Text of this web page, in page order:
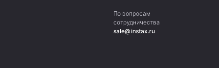
По вопросам
сотрудничества
sale@instax.ru